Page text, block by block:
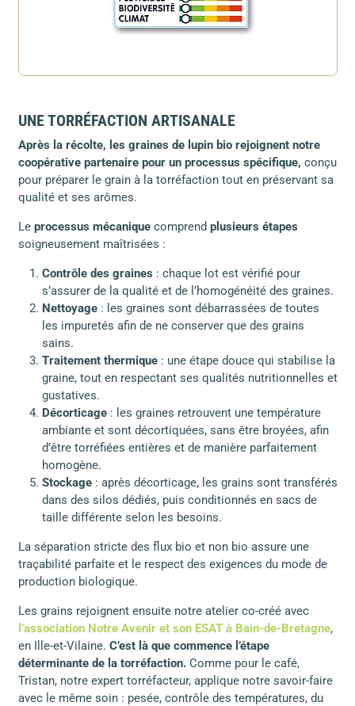
UNE TORRÉFACTION ARTISANALE
Après la récolte, les graines de lupin bio rejoignent notre
coopérative partenaire pour un processus spécifique, conçu
pour préparer le grain à la torréfaction tout en préservant sa
qualité et ses arômes.
Le processus mécaniquecomprend plusieurs étapes
soigneusement maîtrisées :
Contrôle des graines : chaque lot est vérifié pour
s’assurer de la qualité et de l’homogénéité des graines.
Nettoyage: les graines sont débarrassées de toutes
les impuretés afin de ne conserver que des grains
sains.
Traitement thermique: une étape douce qui stabilise la
graine, tout en respectant ses qualités nutritionnelles et
gustatives.
Décorticage : les graines retrouvent une température
ambiante et sont décortiquées, sans être broyées, afin
d’être torréfiées entières et de manière parfaitement
homogène.
Stockage: après décorticage, les grains sont transférés
dans des silos dédiés, puis conditionnés en sacs de
taille différente selon les besoins.
La séparation stricte des flux bio et non bio assure une
traçabilité parfaite et le respect des exigences du mode de
production biologique.
Les grains rejoignent ensuite notre atelier co-créé avec
l’association Notre Avenir et son ESAT à Bain-de-Bretagne,
en Ille-et-Vilaine. C’est là que commence l’étape
déterminante de la torréfaction.Comme pour le café,
Tristan, notre expert torréfacteur, applique notre savoir-faire
avec le même soin : pesée, contrôle des températures, du